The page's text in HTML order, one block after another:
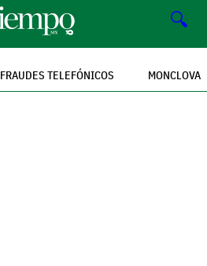
🔍
FRAUDES TELEFÓNICOS MONCLOVA